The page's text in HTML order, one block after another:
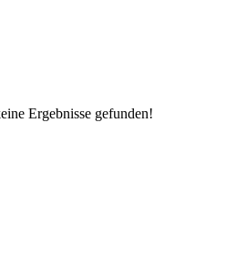
Ergebnisse gefunden!